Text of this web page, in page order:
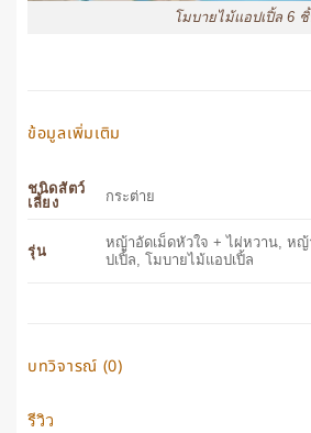
โมบายไม้แอปเปิ้ล 6
ข้อมูลเพิ่มเติม
ชนิดสัตว์
เลี้ยง
กระต่าย
รุ่น
หญ้าอัดเม็ดหัวใจ + ไผ่หวาน, หญ้
ปเปิ้ล, โมบายไม้แอปเปิ้ล
บทวิจารณ์ (0)
รีวิว